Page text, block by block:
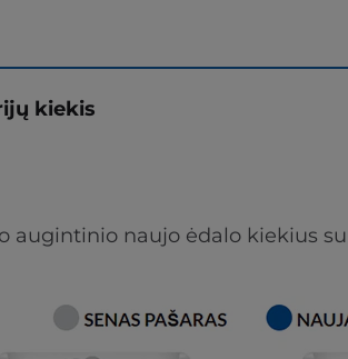
kiekis
augintinio naujo ėdalo kiekius